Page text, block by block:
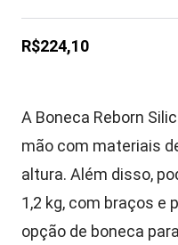
R$224,10
A Boneca Reborn
mão com materiais
altura. Além disso,
1,2 kg, com braços e
opção de boneca